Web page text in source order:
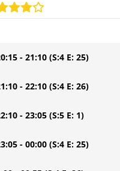
- 21:10 (S:4 E: 25)
- 22:10 (S:4 E: 26)
- 23:05 (S:5 E: 1)
- 00:00 (S:4 E: 25)